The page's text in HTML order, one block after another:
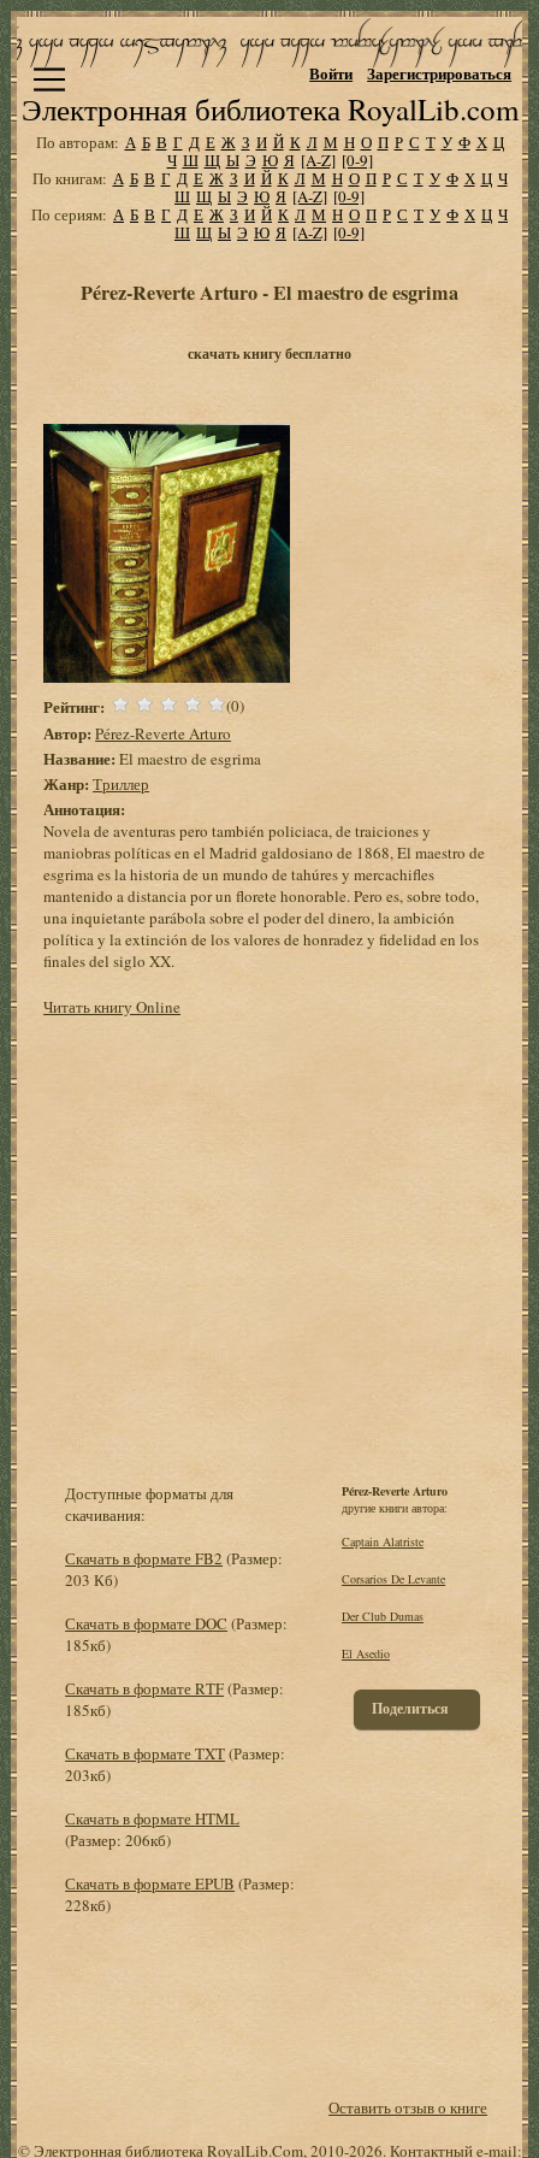
Электронная библиотека RoyalLib.com
Войти Зарегистрироваться
По авторам: А Б В Г Д Е Ж З И Й К Л М Н О П Р С Т У Ф Х Ц
Ч Ш Щ Ы Э Ю Я [A-Z] [0-9]
По книгам: А Б В Г Д Е Ж З И Й К Л М Н О П Р С Т У Ф Х Ц Ч
Ш Щ Ы Э Ю Я [A-Z] [0-9]
По сериям: А Б В Г Д Е Ж З И Й К Л М Н О П Р С Т У Ф Х Ц Ч
Ш Щ Ы Э Ю Я [A-Z] [0-9]
Pérez-Reverte Arturo - El maestro de esgrima
скачать книгу бесплатно
Рейтинг: (0)
Автор: Pérez-Reverte Arturo
Название: El maestro de esgrima
Жанр: Триллер
Аннотация:
Novela de aventuras pero también policiaca, de traiciones y
maniobras políticas en el Madrid galdosiano de 1868, El maestro de
esgrima es la historia de un mundo de tahúres y mercachifles
mantenido a distancia por un florete honorable. Pero es, sobre todo,
una inquietante parábola sobre el poder del dinero, la ambición
política y la extinción de los valores de honradez y fidelidad en los
finales del siglo XX.
Читать книгу Online
Доступные форматы для
скачивания:
Скачать в формате FB2 (Размер:
203 Кб)
Скачать в формате DOC (Размер:
185кб)
Скачать в формате RTF(Размер:
185кб)
Скачать в формате TXT(Размер:
203кб)
Скачать в формате HTML
(Размер: 206кб)
Скачать в формате EPUB (Размер:
228кб)
Pérez-Reverte Arturo
другие книги автора:
Captain Alatriste
Corsarios De Levante
Der Club Dumas
El Asedio
Поделиться
Оставить отзыв о книге
© Электронная библиотека RoyalLib.Com, 2010-2026. Контактный e-mail: